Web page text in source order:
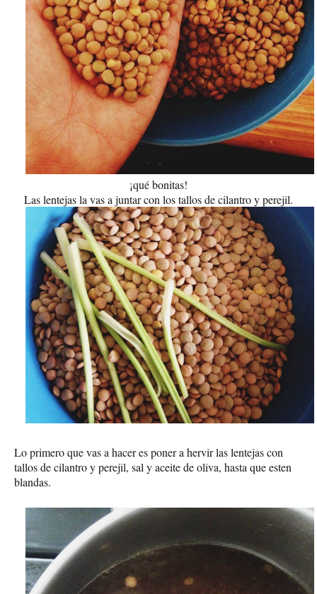
¡qué bonitas!
Las lentejas la vas a juntar con los tallos de cilantro y perejil.
Lo primero que vas a hacer es poner a hervir las lentejas con
tallos de cilantro y perejil, sal y aceite de oliva, hasta que esten
blandas.